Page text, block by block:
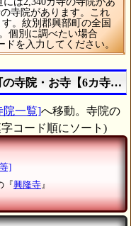
寺院があります。これ
。紋別郡興部町の全国
個別に調べたい場合
を入力してください。
寺院・お寺【6カ寺】
院一覧]へ移動。寺院の
コード順にソート)
]
『興隆寺 』